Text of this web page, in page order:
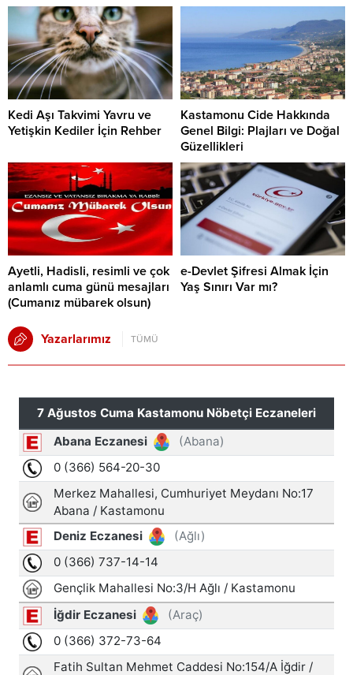
Kedi Aşı Takvimi Yavru ve
Yetişkin Kediler İçin Rehber
Kastamonu Cide Hakkında
Genel Bilgi: Plajları ve Doğal
Güzellikleri
Ayetli, Hadisli, resimli ve çok
anlamlı cuma günü mesajları
(Cumanız mübarek olsun)
e-Devlet Şifresi Almak İçin
Yaş Sınırı Var mı?
Yazarlarımız TÜMÜ